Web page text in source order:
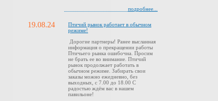
подробнее...
19.08.24
Птичий рынок работает в обычном
режиме!
Дорогие партнеры! Ранее высланная
информация о прекращении работы
Птичьего рынка ошибочна. Просим
не брать ее во внимание. Птичий
рынок продолжает работать в
обычном режиме. Забирать свои
заказы можно ежедневно, без
выходных, с 7.00 до 18.00 С
радостью ждём вас в нашем
павильоне!